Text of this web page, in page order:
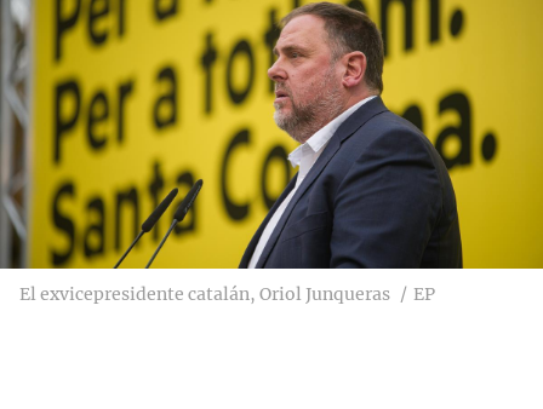
El exvicepresidente catalán, Oriol Junqueras EP